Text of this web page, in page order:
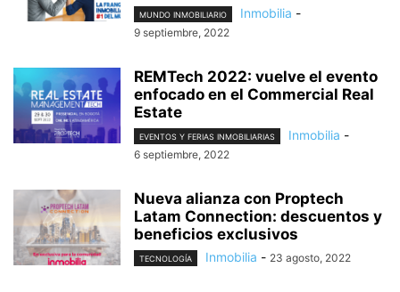
MUNDO INMOBILIARIO Inmobilia -
9 septiembre, 2022
REMTech 2022: vuelve el evento
enfocado en el Commercial Real
Estate
EVENTOS Y FERIAS INMOBILIARIAS Inmobilia -
6 septiembre, 2022
Nueva alianza con Proptech
Latam Connection: descuentos y
beneficios exclusivos
TECNOLOGÍA Inmobilia - 23 agosto, 2022